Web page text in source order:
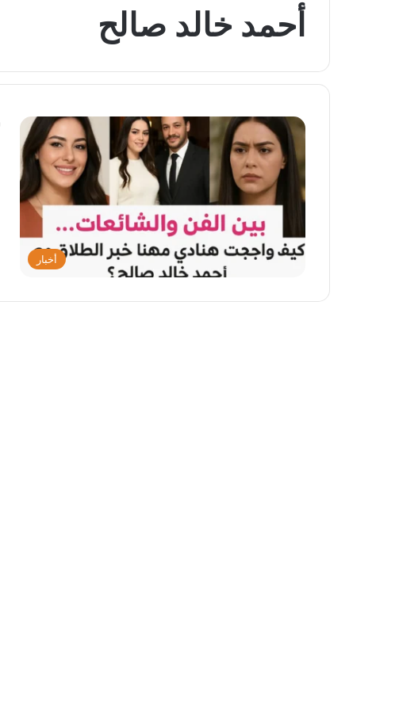
أحمد خالد صالح
أخبار